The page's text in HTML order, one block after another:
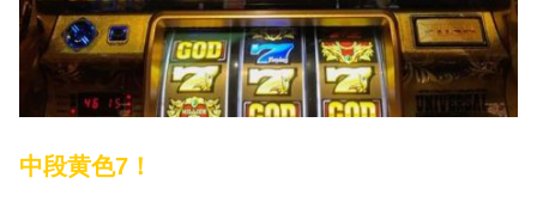
中段黄色7！